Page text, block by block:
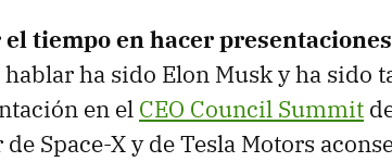
tiempo en hacer presentaciones
ha sido Elon Musk y ha sido
en el CEO Council Summit
Space-X y de Tesla Motors